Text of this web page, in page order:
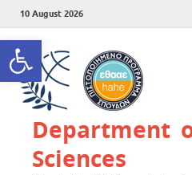
Open toolbar
10 August 2026
Department
Sciences